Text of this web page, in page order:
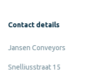
Contact details
Jansen Conveyors
Snelliusstraat 15